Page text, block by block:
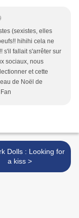
(sexistes, elles
hihihi cela ne
s'il fallait s'arrêter sur
sociaux, nous
et cette
de Noël de
: Looking for
a kiss >